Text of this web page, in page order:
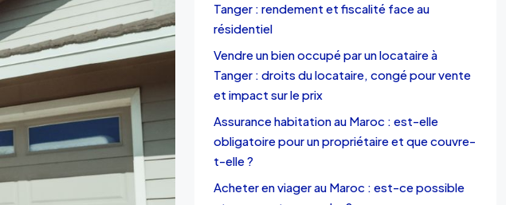
Tanger : rendement et fiscalité face au
résidentiel
Vendre un bien occupé par un locataire à
Tanger : droits du locataire, congé pour vente
et impact sur le prix
Assurance habitation au Maroc : est-elle
obligatoire pour un propriétaire et que couvre-
t-elle ?
Acheter en viager au Maroc : est-ce possible